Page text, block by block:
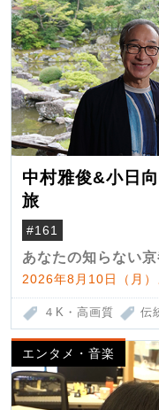
中村雅俊&小日
旅
#161
あなたの知らない
2026年8月10日（月
４K・高画質 伝
エンタメ・音楽